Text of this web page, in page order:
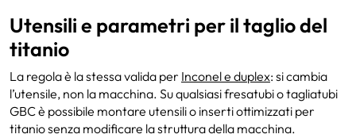
Utensili e parametri per il taglio del
titanio
La regola è la stessa valida per Inconel e duplex: si cambia
l’utensile, non la macchina. Su qualsiasi fresatubi o tagliatubi
GBC è possibile montare utensili o inserti ottimizzati per
titanio senza modificare la struttura della macchina.